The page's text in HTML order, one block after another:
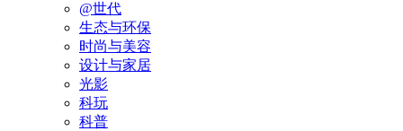
@世代
生态与环保
时尚与美容
设计与家居
光影
科玩
科普